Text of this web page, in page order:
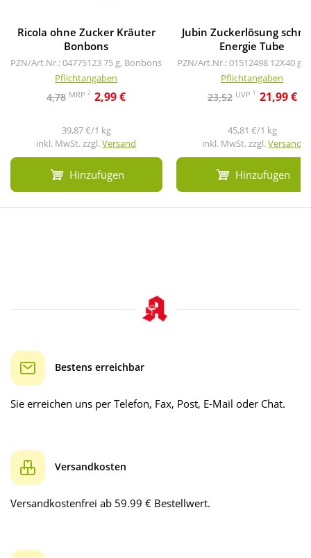
Ricola ohne Zucker Kräuter
Bonbons
PZN/Art.Nr.: 0477512375 g, Bonbons
Pflichtangaben
4,78 MRP2 2,99 €
39,87 €/1 kg
inkl. MwSt. zzgl.Versand
Hinzufügen
Jubin Zuckerlösung
Energie Tube
PZN/Art.Nr.: 01512498 12X40 g,
Pflichtangaben
23,52 UVP 1 21,99 €
45,81 €/1 kg
inkl. MwSt. zzgl.Versand
Hinzufügen
Bestens erreichbar
Sie erreichen uns per Telefon, Fax, Post, E-Mail oder Chat.
Versandkosten
Versandkostenfrei ab 59.99 € Bestellwert.